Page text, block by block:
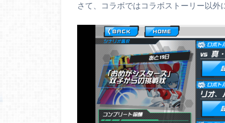
さて、コラボではコラボストーリー以外